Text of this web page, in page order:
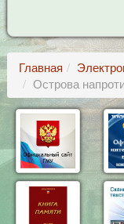
Главная
Острова